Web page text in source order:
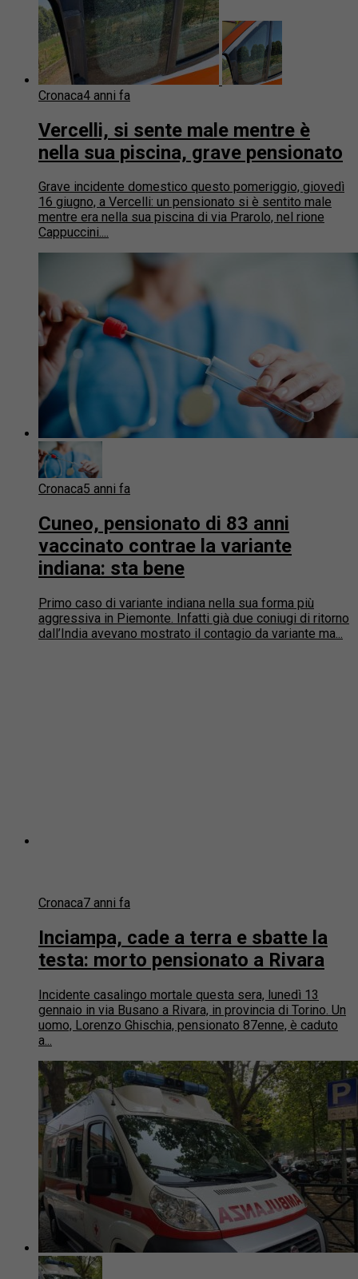
Cronaca4 anni fa
Vercelli, si sente male mentre è
nella sua piscina, grave pensionato
Grave incidente domestico questo pomeriggio, giovedì
16 giugno, a Vercelli: un pensionato si è sentito male
mentre era nella sua piscina di via Prarolo, nel rione
Cappuccini....
Cronaca5 anni fa
Cuneo, pensionato di 83 anni
vaccinato contrae la variante
indiana: sta bene
Primo caso di variante indiana nella sua forma più
aggressiva in Piemonte. Infatti già due coniugi di ritorno
dall’India avevano mostrato il contagio da variante ma...
Cronaca7 anni fa
Inciampa, cade a terra e sbatte la
testa: morto pensionato a Rivara
Incidente casalingo mortale questa sera, lunedì 13
gennaio in via Busano a Rivara, in provincia di Torino. Un
uomo, Lorenzo Ghischia, pensionato 87enne, è caduto
a...